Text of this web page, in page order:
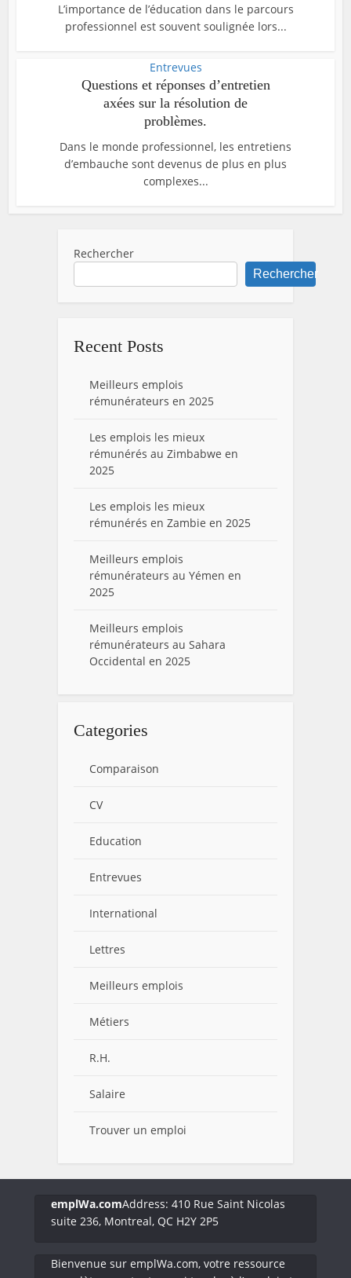
L’importance de l’éducation dans le parcours
professionnel est souvent soulignée lors...
Entrevues
Questions et réponses d’entretien
axées sur la résolution de
problèmes.
Dans le monde professionnel, les entretiens
d’embauche sont devenus de plus en plus
complexes...
Rechercher
Rechercher
Recent Posts
Meilleurs emplois
rémunérateurs en 2025
Les emplois les mieux
rémunérés au Zimbabwe en
2025
Les emplois les mieux
rémunérés en Zambie en 2025
Meilleurs emplois
rémunérateurs au Yémen en
2025
Meilleurs emplois
rémunérateurs au Sahara
Occidental en 2025
Categories
Comparaison
CV
Education
Entrevues
International
Lettres
Meilleurs emplois
Métiers
R.H.
Salaire
Trouver un emploi
emplWa.comAddress: 410 Rue Saint Nicolas
suite 236, Montreal, QC H2Y 2P5
Bienvenue sur emplWa.com, votre ressource